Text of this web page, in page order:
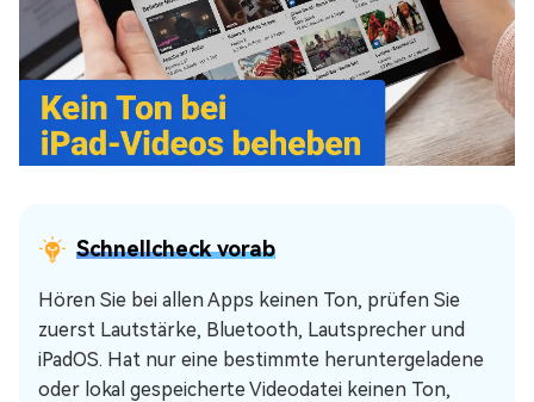
Schnellcheck vorab
Hören Sie bei allen Apps keinen Ton, prüfen Sie
zuerst Lautstärke, Bluetooth, Lautsprecher und
iPadOS. Hat nur eine bestimmte heruntergeladene
oder lokal gespeicherte Videodatei keinen Ton,